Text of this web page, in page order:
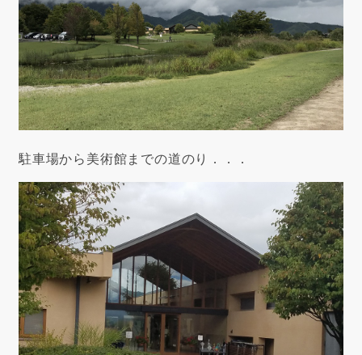
駐車場から美術館までの道のり．．．